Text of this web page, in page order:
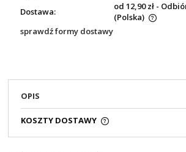
Dostawa:
od 12,90 zł -
(Polska)
sprawdź formy dostawy
OPIS
KOSZTY DOSTAWY